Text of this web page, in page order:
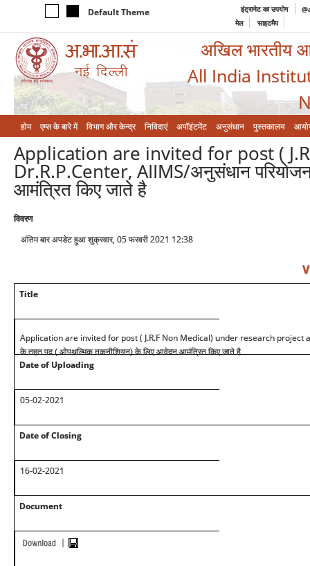
Default Theme इंट्रानेट का उपयोग
मेल
साइटमैप
अखिल भारतीय
All India
होम एम्‍स के बारे में विभाग और केन्‍द्र निविदाएं अपॉइंटमेंट अनुसंधान पुस्तकालय
Application are invited for post (
Dr.R.P.Center, AIIMS/अनुसंधान
आमंत्रित किए जाते है
विवरण
अंतिम बार अपडेट हुआ शुक्रवार, 05 फरवरी 2021 12:38
Title
Application are invited for post ( J.R.F Non Medical) under research project
के तहत पद ( ओपथल्मिक तकनीशियन) के लिए आवेदन आमंत्रित किए जाते है
Date of Uploading
05-02-2021
Date of Closing
16-02-2021
Document